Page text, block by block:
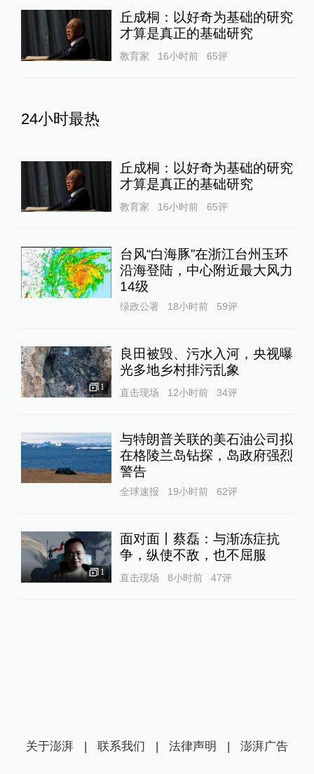
丘成桐：以好奇为基础的研究
才算是真正的基础研究
教育家 16小时前 65评
24小时最热
丘成桐：以好奇为基础的研究
才算是真正的基础研究
教育家 16小时前 65评
台风“白海豚”在浙江台州玉环
沿海登陆，中心附近最大风力
14级
绿政公署 18小时前 59评
1
良田被毁、污水入河，央视曝
光多地乡村排污乱象
直击现场 12小时前 34评
与特朗普关联的美石油公司拟
在格陵兰岛钻探，岛政府强烈
警告
全球速报 19小时前 62评
1
面对面丨蔡磊：与渐冻症抗
争，纵使不敌，也不屈服
直击现场 8小时前 47评
关于澎湃 | 联系我们 | 法律声明 | 澎湃广告